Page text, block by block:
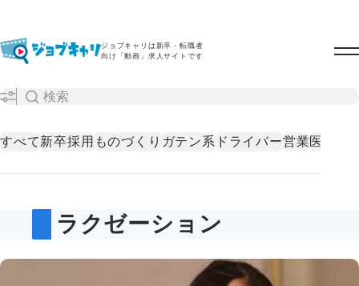
ジョブキャリは新卒・転職者
向け「動画」求人サイトです
すべて新卒採用 ものづくり ガテン系 ドライバー営業医療・
リラクゼーション